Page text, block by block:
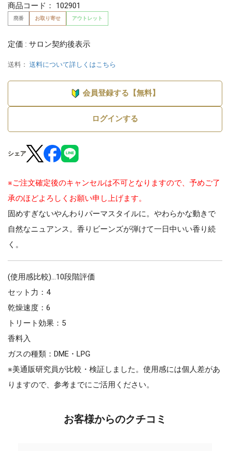
商品コード： 102901
廃番 お取り寄せ アウトレット
定価 : サロン契約後表示
送料： 送料について詳しくはこちら
会員登録する【無料】
ログインする
シェア
※ご注文確定後のキャンセルは不可となりますので、予めご了
承のほどよろしくお願い申し上げます。
固めすぎないやんわりパーマスタイルに。やわらかな動きで
自然なニュアンス。香りビーンズが弾けて一日中いい香り続
く。
(使用感比較)…10段階評価
セット力：4
乾燥速度：6
トリート効果：5
香料入
ガスの種類：DME・LPG
※美通販研究員が比較・検証しました。使用感には個人差があ
りますので、参考までにご活用ください。
お客様からのクチコミ